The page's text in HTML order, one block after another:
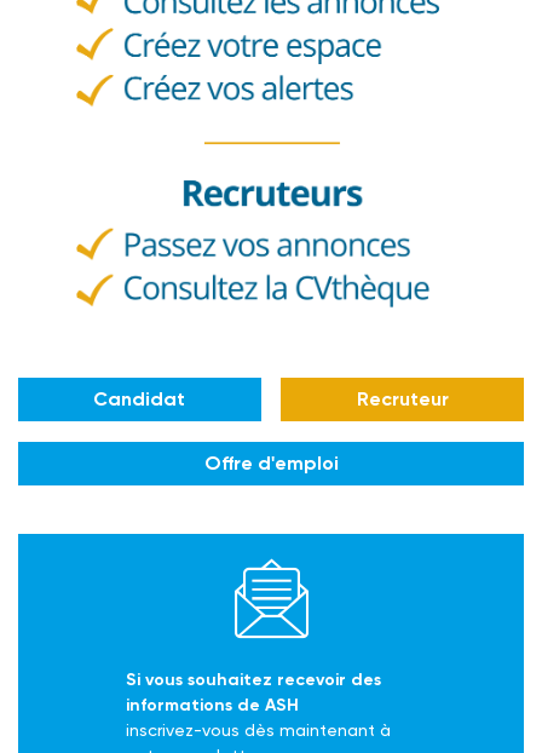
Candidat Recruteur
Offre d'emploi
Si vous souhaitez recevoir des
informations de ASH
inscrivez-vous dès maintenant à